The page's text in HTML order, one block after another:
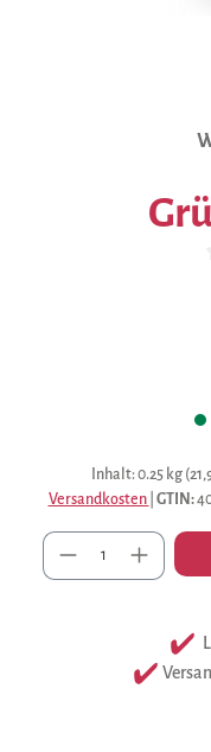
Durchschnittliche
Inhalt: 0.25 kg
Versandkosten GTIN:
Anzahl